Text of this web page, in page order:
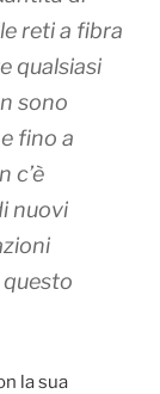
reti a fibra
qualsiasi
sono
fino a
c’è
nuovi
la sua